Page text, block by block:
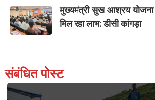
मुख्यमंत्री सुख आश्रय योजना
मिल रहा लाभ: डीसी कांगड़ा
संबंधित पोस्ट